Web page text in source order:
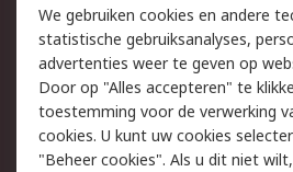
Track & Trace
Wettelijk
Cookiebeleid
Privacybeleid
We gebruiken cookies en andere
statistische gebruiksanalyses,
advertenties weer te geven op
Door op "Alles accepteren" te
toestemming voor de verwerking
cookies. U kunt uw cookies
"Beheer cookies". Als u dit niet